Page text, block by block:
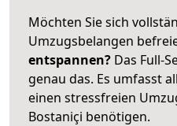
Möchten Sie sich
Umzugsbelangen
entspannen? Das Full-
genau das. Es umfasst
einen stressfreien
Bostaniçi benötigen.